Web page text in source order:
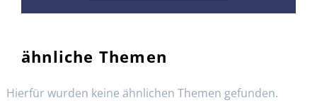
ähnliche Themen
Hierfür wurden keine ähnlichen Themen gefunden.